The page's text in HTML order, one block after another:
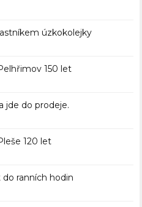
úzkokolejky
150 let
jde do prodeje.
120 let
ranních hodin